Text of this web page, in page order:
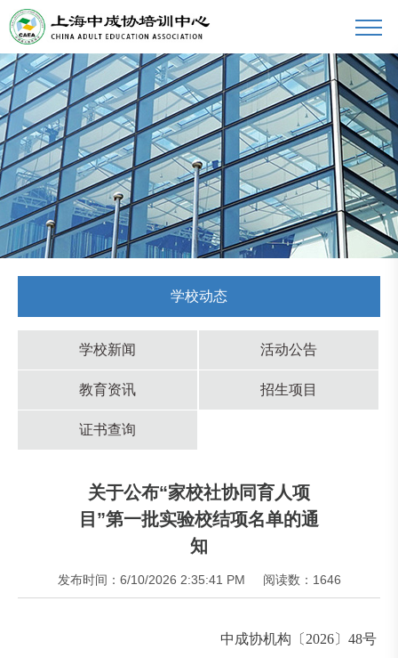
学校动态
学校新闻 活动公告
教育资讯 招生项目
证书查询
关于公布“家校社协同育人项
目”第一批实验校结项名单的通
知
发布时间：6/10/2026 2:35:41 PM 阅读数：1646
中成协机构〔2026〕48号